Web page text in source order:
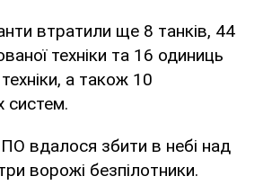
втратили ще 8 танків, 44
техніки та 16 одиниць
а також 10
систем.
вдалося збити в небі над
ворожі безпілотники.